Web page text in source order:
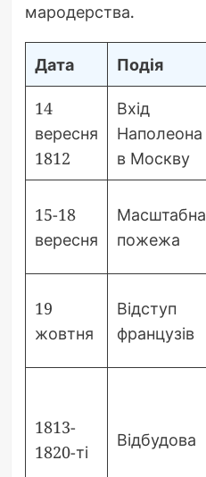
мародерства.
Дата Подія
14
вересня
1812
Вхід
Наполеона
в Москву
15-18
вересня
Масштабна
пожежа
19
жовтня
Відступ
французів
1813-
1820-ті
Відбудова